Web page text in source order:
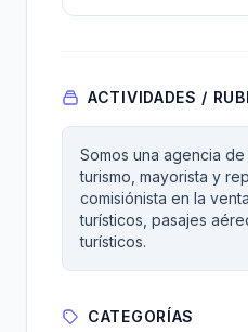
ACTIVIDADES /
Somos una agencia
turismo, mayorista y
comisiónista en la
turísticos, pasajes
turísticos.
CATEGORÍAS